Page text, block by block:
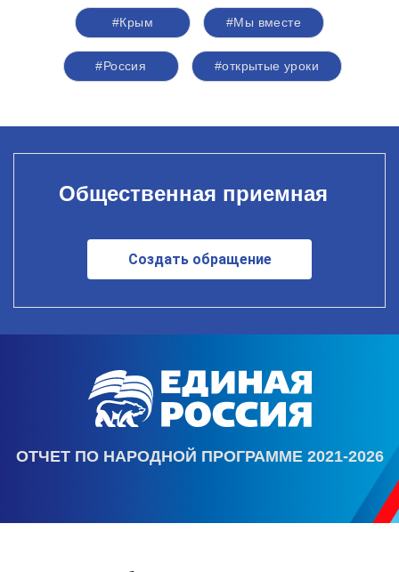
#Крым #Мы вместе
#Россия #открытые уроки
Общественная приемная
Создать обращение
ОТЧЕТ ПО НАРОДНОЙ ПРОГРАММЕ 2021-2026